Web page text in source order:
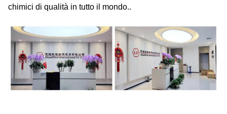
chimici di qualità in tutto il mondo..